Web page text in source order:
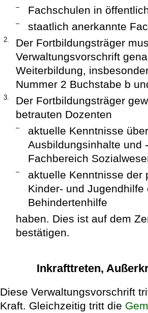
– Fachschulen in
– staatlich anerkannte
2.
Der Fortbildungsträger
Verwaltungsvorschrift
Weiterbildung,
Nummer 2 Buchstabe b
3.
Der Fortbildungsträger
betrauten Dozenten
–
aktuelle Kenntnisse
Ausbildungsinhalte und
Fachbereich
–
aktuelle Kenntnisse der
Kinder- und
Behindertenhilfe
haben. Dies ist auf dem
bestätigen.
Inkrafttreten,
Diese Verwaltungsvorschrift
Kraft. Gleichzeitig tritt die